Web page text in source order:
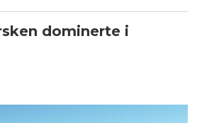
dominerte i